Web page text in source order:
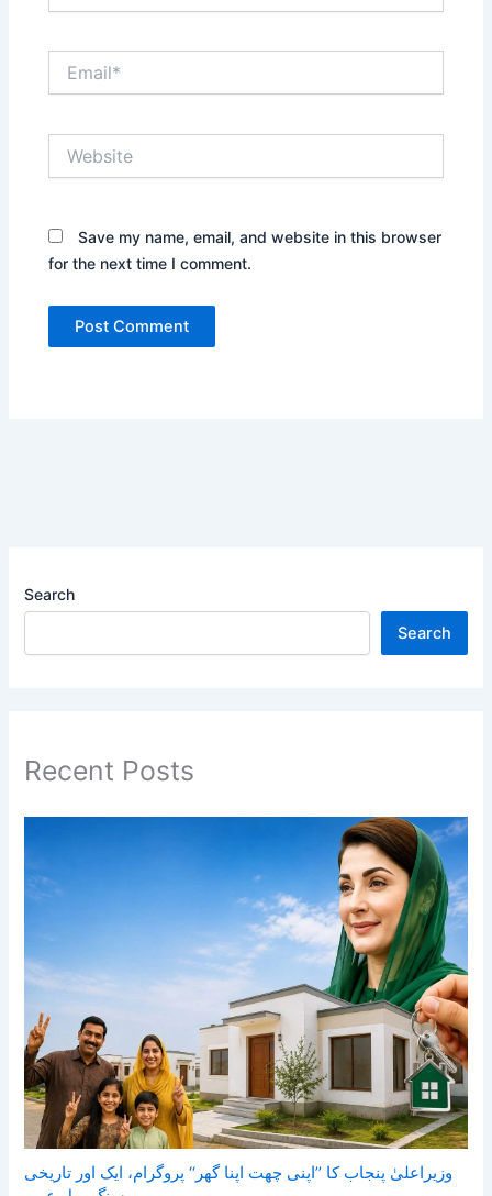
Save my name, email, and website in this browser
for the next time I comment.
Search
Search
Recent Posts
وزیراعلیٰ پنجاب کا ’’اپنی چھت اپنا گھر‘‘ پروگرام، ایک اور تاریخی